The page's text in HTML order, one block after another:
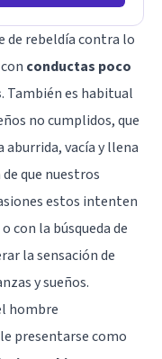
de rebeldía contra lo
conductas poco
. También es habitual
no cumplidos, que
aburrida, vacía y llena
que nuestros
estos intenten
con la búsqueda de
la sensación de
y sueños.
hombre
presentarse como